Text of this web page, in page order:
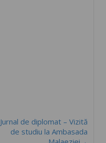
Jurnal de diplomat – Vizită
de studiu la Ambasada